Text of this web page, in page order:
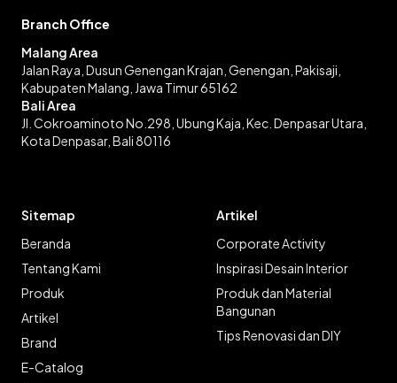
Branch Office
Malang Area
Jalan Raya, Dusun Genengan Krajan, Genengan, Pakisaji,
Kabupaten Malang, Jawa Timur 65162
Bali Area
Jl. Cokroaminoto No.298, Ubung Kaja, Kec. Denpasar Utara,
Kota Denpasar, Bali 80116
Sitemap
Beranda
Tentang Kami
Produk
Artikel
Brand
E-Catalog
Artikel
Corporate Activity
Inspirasi Desain Interior
Produk dan Material
Bangunan
Tips Renovasi dan DIY